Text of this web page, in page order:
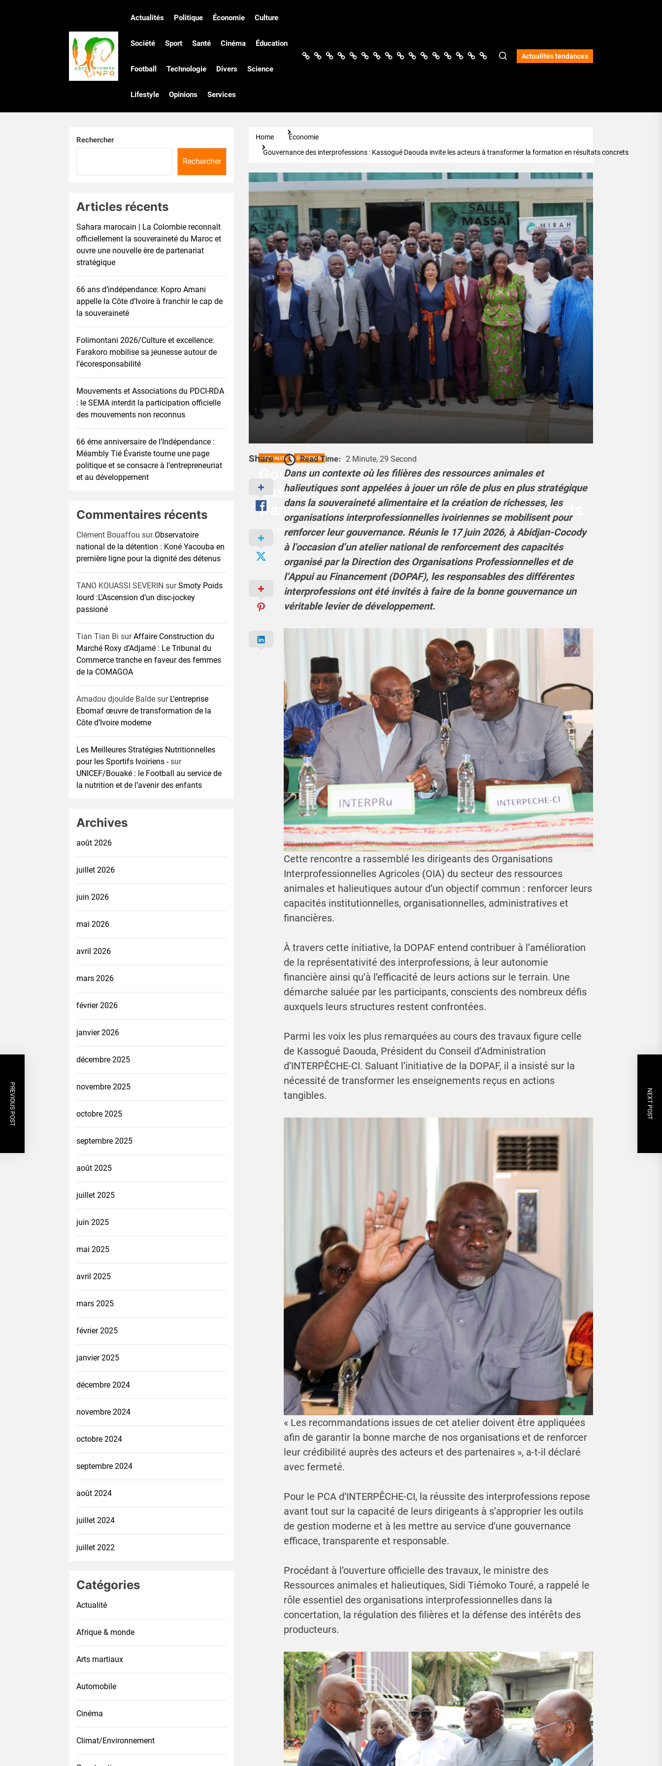
Côte
d'Ivoire
Infos
Actualités Politique Économie Culture
Société Sport Santé Cinéma Éducation
Football Technologie Divers Science
Lifestyle Opinions Services
Actualités
Politique
Économie
CultureSociété
SportSantéCinémaÉducation
Football
Technologie
DiversScience
Lifestyle
OpinionsServices Actualités tendances
Home
Économie
Gouvernance des interprofessions : Kassogué Daouda invite les acteurs à transformer la formation en résultats concrets
ACTUALITÉ ÉCONOMIE
Gouvernance des interprofessions :
Kassogué Daouda invite les acteurs à
transformer la formation en résultats concrets
Josué Koffi 20 Juin 2026
Share Read Time: 2 Minute, 29 Second
Dans un contexte où les filières des ressources animales et
halieutiques sont appelées à jouer un rôle de plus en plus stratégique
dans la souveraineté alimentaire et la création de richesses, les
organisations interprofessionnelles ivoiriennes se mobilisent pour
renforcer leur gouvernance. Réunis le 17 juin 2026, à Abidjan-Cocody
à l’occasion d’un atelier national de renforcement des capacités
organisé par la Direction des Organisations Professionnelles et de
l’Appui au Financement (DOPAF), les responsables des différentes
interprofessions ont été invités à faire de la bonne gouvernance un
véritable levier de développement.
Cette rencontre a rassemblé les dirigeants des Organisations
Interprofessionnelles Agricoles (OIA) du secteur des ressources
animales et halieutiques autour d’un objectif commun : renforcer leurs
capacités institutionnelles, organisationnelles, administratives et
financières.
À travers cette initiative, la DOPAF entend contribuer à l’amélioration
de la représentativité des interprofessions, à leur autonomie
financière ainsi qu’à l’efficacité de leurs actions sur le terrain. Une
démarche saluée par les participants, conscients des nombreux défis
auxquels leurs structures restent confrontées.
Parmi les voix les plus remarquées au cours des travaux figure celle
de Kassogué Daouda, Président du Conseil d’Administration
d’INTERPÊCHE-CI. Saluant l’initiative de la DOPAF, il a insisté sur la
nécessité de transformer les enseignements reçus en actions
tangibles.
« Les recommandations issues de cet atelier doivent être appliquées
afin de garantir la bonne marche de nos organisations et de renforcer
leur crédibilité auprès des acteurs et des partenaires », a-t-il déclaré
avec fermeté.
Pour le PCA d’INTERPÊCHE-CI, la réussite des interprofessions repose
avant tout sur la capacité de leurs dirigeants à s’approprier les outils
de gestion moderne et à les mettre au service d’une gouvernance
efficace, transparente et responsable.
Procédant à l’ouverture officielle des travaux, le ministre des
Ressources animales et halieutiques, Sidi Tiémoko Touré, a rappelé le
rôle essentiel des organisations interprofessionnelles dans la
concertation, la régulation des filières et la défense des intérêts des
producteurs.
PREVIOUS POST NEXT POST
Rechercher
Rechercher
Articles récents
Sahara marocain | La Colombie reconnaît
officiellement la souveraineté du Maroc et
ouvre une nouvelle ère de partenariat
stratégique
66 ans d’indépendance: Kopro Amani
appelle la Côte d’Ivoire à franchir le cap de
la souveraineté
Folimontani 2026/Culture et excellence:
Farakoro mobilise sa jeunesse autour de
l’écoresponsabilité
Mouvements et Associations du PDCI-RDA
: le SEMA interdit la participation officielle
des mouvements non reconnus
66 éme anniversaire de l’Indépendance :
Méambly Tié Évariste tourne une page
politique et se consacre à l’entrepreneuriat
et au développement
Commentaires récents
Clément Bouaffou sur Observatoire
national de la détention : Koné Yacouba en
première ligne pour la dignité des détenus
TANO KOUASSI SEVERIN surSmoty Poids
lourd :L’Ascension d’un disc-jockey
passioné
Tian Tian Bi surAffaire Construction du
Marché Roxy d’Adjamé : Le Tribunal du
Commerce tranche en faveur des femmes
de la COMAGOA
Amadou djoulde Balde sur L’entreprise
Ebomaf œuvre de transformation de la
Côte d’Ivoire moderne
Les Meilleures Stratégies Nutritionnelles
pour les Sportifs Ivoiriens -sur
UNICEF/Bouaké : le Football au service de
la nutrition et de l’avenir des enfants
Archives
août 2026
juillet 2026
juin 2026
mai 2026
avril 2026
mars 2026
février 2026
janvier 2026
décembre 2025
novembre 2025
octobre 2025
septembre 2025
août 2025
juillet 2025
juin 2025
mai 2025
avril 2025
mars 2025
février 2025
janvier 2025
décembre 2024
novembre 2024
octobre 2024
septembre 2024
août 2024
juillet 2024
juillet 2022
Catégories
Actualité
Afrique & monde
Arts martiaux
Automobile
Cinéma
Climat/Environnement